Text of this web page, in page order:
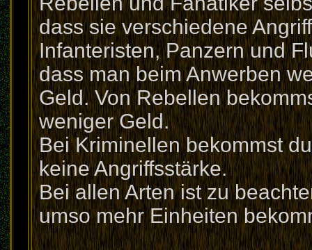
dass sie verschiedene
Infanteristen, Panzern und
dass man beim Anwerben
Geld. Von Rebellen
weniger Geld.
Bei Kriminellen bekommst
keine Angriffsstärke.
Bei allen Arten ist zu
umso mehr Einheiten